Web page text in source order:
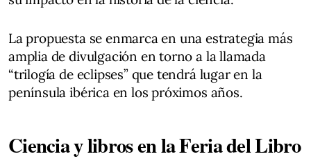
La propuesta se enmarca en una estrategia más
amplia de divulgación en torno a la llamada
“trilogía de eclipses” que tendrá lugar en la
península ibérica en los próximos años.
Ciencia y libros en la Feria del Libro